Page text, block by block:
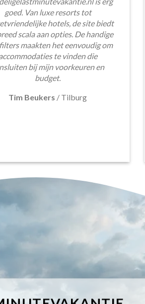
goed. Van luxe resorts tot
hotels, de site biedt
scala aan opties. De handige
maakten het eenvoudig om
te vinden die
bij mijn voorkeuren en
budget.
Tim Beukers / Tilburg